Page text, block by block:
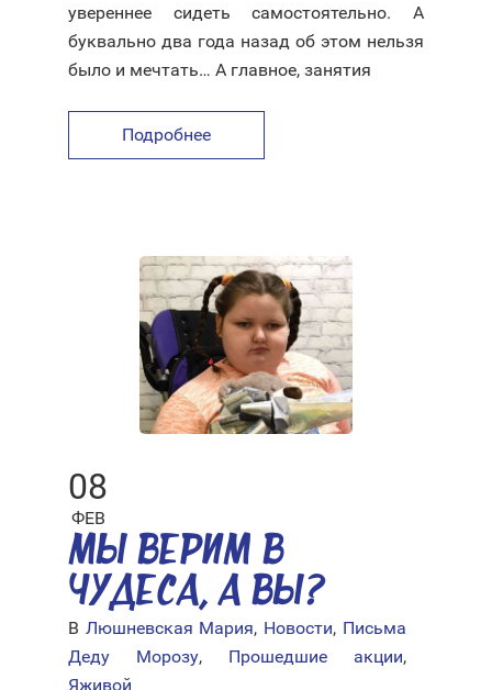
увереннее сидеть самостоятельно. А
буквально два года назад об этом нельзя
было и мечтать… А главное, занятия
Подробнее
08
ФЕВ
МЫ ВЕРИМ В
ЧУДЕСА, А ВЫ?
В Люшневская Мария, Новости, Письма
Деду Морозу, Прошедшие акции,
Яживой